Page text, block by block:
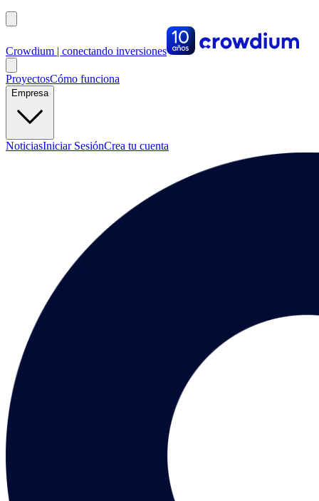
Crowdium | conectando inversiones
ProyectosCómo funciona
Empresa
NoticiasIniciar SesiónCrea tu cuenta